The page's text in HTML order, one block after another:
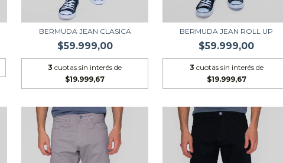
BERMUDA JEAN CLASICA
$59.999,00
3 cuotas sin interés de
$19.999,67
BERMUDA JEAN ROLL UP
$59.999,00
3 cuotas sin interés de
$19.999,67